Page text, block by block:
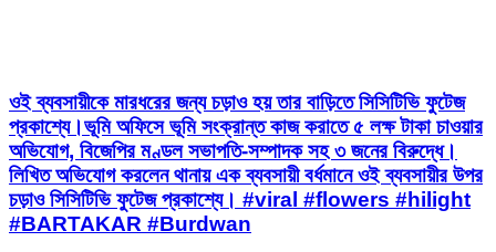
ওই ব্যবসায়ীকে মারধরের জন্য চড়াও হয় তার বাড়িতে সিসিটিভি ফুটেজ
প্রকাশ্যে।ভূমি অফিসে ভূমি সংক্রান্ত কাজ করাতে ৫ লক্ষ টাকা চাওয়ার
অভিযোগ, বিজেপির মণ্ডল সভাপতি-সম্পাদক সহ ৩ জনের বিরুদ্ধে।
লিখিত অভিযোগ করলেন থানায় এক ব্যবসায়ী বর্ধমানে ওই ব্যবসায়ীর উপর
চড়াও সিসিটিভি ফুটেজ প্রকাশ্যে। #viral #flowers #hilight
#BARTAKAR #Burdwan